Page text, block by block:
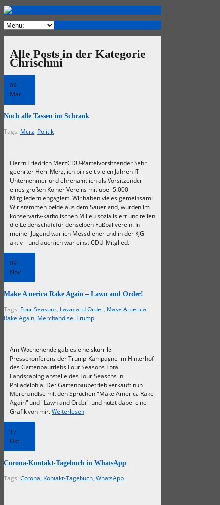
Alle Posts in der Kategorie
Chrischmi
09
Mar
Noch alle Tassen im Schrank
Tags: Merz, Politik
Herrn Friedrich MerzCDU-Parteivorsitzender Sehr
geehrter Herr Merz, ich bin seit vielen Jahren IT-
Unternehmer und ehrenamtlich als Vorsitzender
eines großen Kölner Vereins mit über 5.000
Mitgliedern engagiert. Wir haben vieles gemeinsam:
Wir stammen beide aus dem Sauerland, wurden im
konservativ-katholischen Milieu sozialisiert und teilen
die Leidenschaft für denselben Fußballverein. In
meiner Jugend war ich Messdiener und in der KJG
aktiv – und auch ich war einst CDU-Mitglied.
09
Nov
Make America Rake Again – Lawn and Order!
Tags: Four Seasons, Lawn and Order, Make America
Rake Again, Merchandise, Trump
Am Wochenende gab es eine skurrile
Pressekonferenz der Trump-Kampagne im Hinterhof
des Gartenbautriebs Four Seasons Total
Landscaping anstelle des Four Seasons in
Philadelphia. Der Gartenbaubetrieb verkauft nun
Merchandise mit den Sprüchen "Make America Rake
Again" und "Lawn and Order" und nutzt dabei eine
Grafik von mir.Weiterlesen
17
Okt
Corona-Kontakt-Tagebuch in WhatsApp
Tags: Corona, Kontakt-Tagebuch, WhatsApp